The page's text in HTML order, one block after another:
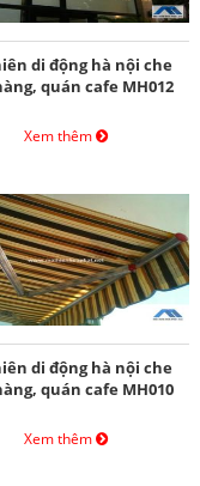
di động hà nội che
quán cafe MH012
Xem thêm
di động hà nội che
quán cafe MH010
Xem thêm